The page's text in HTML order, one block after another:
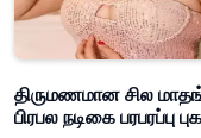
திருமணமான சில
பிரபல நடிகை பரபரப்பு